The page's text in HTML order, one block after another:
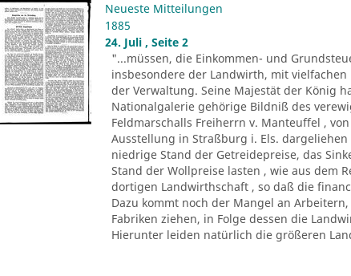
Neueste Mitteilungen
1885
24. Juli , Seite 2
"...müssen, die Einkommen- und
insbesondere der Landwirth, mit
der Verwaltung. Seine Majestät der König
Nationalgalerie gehörige Bildniß des
Feldmarschalls Freiherrn v. Manteuffel ,
Ausstellung in Straßburg i. Els.
niedrige Stand der Getreidepreise, das
Stand der Wollpreise lasten , wie aus dem
dortigen Landwirthschaft , so daß die
Dazu kommt noch der Mangel an
Fabriken ziehen, in Folge dessen die
Hierunter leiden natürlich die größeren